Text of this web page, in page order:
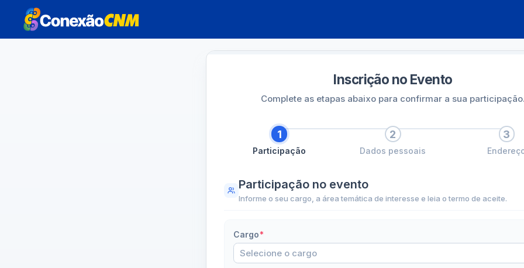
Inscrição no Evento
Complete as etapas abaixo para confirmar a sua participação.
1
Participação
2
Dados pessoais
3
Participação no evento
Informe o seu cargo, a área temática de interesse e leia o termo de aceite.
Cargo*